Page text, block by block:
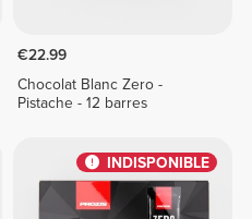
€22.99
Chocolat Blanc Zero -
Pistache - 12 barres
INDISPONIBLE